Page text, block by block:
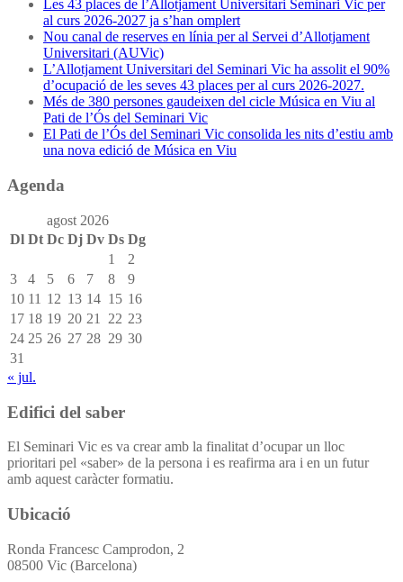
Les 43 places de l’Allotjament Universitari Seminari Vic per
al curs 2026-2027 ja s’han omplert
Nou canal de reserves en línia per al Servei d’Allotjament
Universitari (AUVic)
L’Allotjament Universitari del Seminari Vic ha assolit el 90%
d’ocupació de les seves 43 places per al curs 2026-2027.
Més de 380 persones gaudeixen del cicle Música en Viu al
Pati de l’Ós del Seminari Vic
El Pati de l’Ós del Seminari Vic consolida les nits d’estiu amb
una nova edició de Música en Viu
Agenda
agost 2026
Dl Dt Dc Dj Dv Ds Dg
1
2
3
4 5 6 7 8
9
10 11 12 13 14 15 16
17 18 19 20 21 22 23
24 25 26 27 28 29 30
31
« jul.
Edifici del saber
El Seminari Vic es va crear amb la finalitat d’ocupar un lloc
prioritari pel «saber» de la persona i es reafirma ara i en un futur
amb aquest caràcter formatiu.
Ubicació
Ronda Francesc Camprodon, 2
08500 Vic (Barcelona)